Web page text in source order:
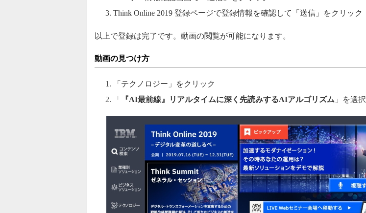
Think Online 2019 登録ページで登録情報を確認して「送信」をクリック
以上で登録は完了です。動画の閲覧が可能になります。
動画の見つけ方
「テクノロジー」をクリック
「
『AI最前線』リアルタイムに深く先読みするAIアルゴリズム 」を選択